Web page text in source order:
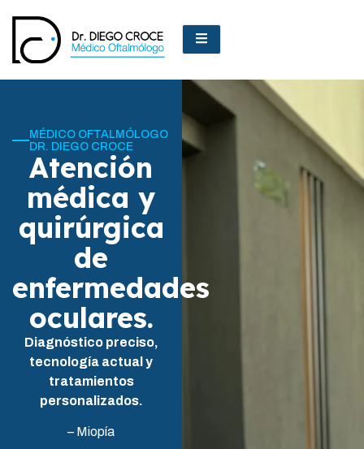
MÉDICO OFTALMÓLOGO
DR. DIEGO CROCE
Atención
médica y
quirúrgica
de
enfermedades
oculares.
Diagnóstico preciso,
tecnología actual y
tratamientos
personalizados.
– Miopía